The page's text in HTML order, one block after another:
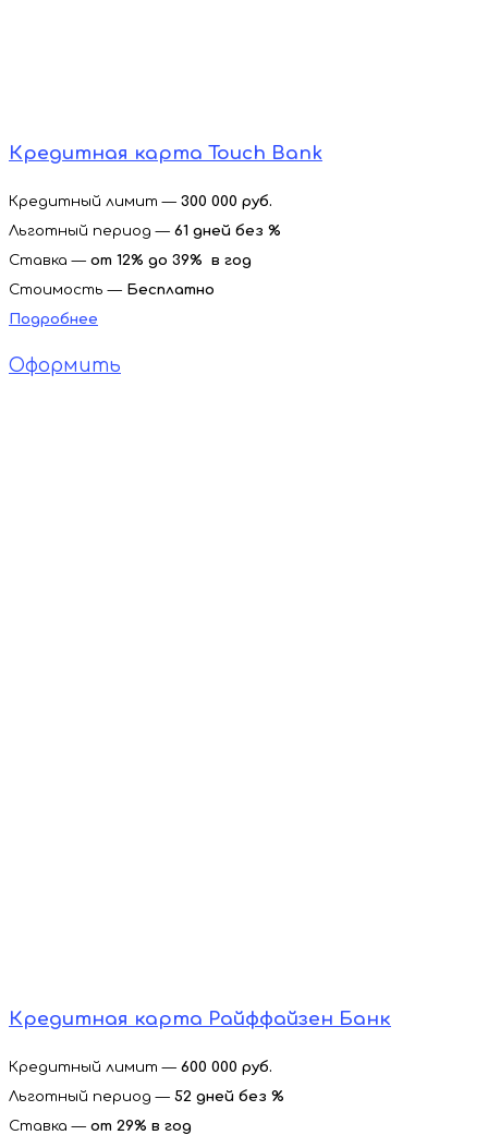
Кредитная карта Touch Bank
Кредитный лимит — 300 000 руб.
Льготный период — 61 дней без %
Ставка — от 12% до 39% в год
Стоимость — Бесплатно
Подробнее
Оформить
Кредитная карта Райффайзен Банк
Кредитный лимит — 600 000 руб.
Льготный период — 52 дней без %
Ставка — от 29% в год